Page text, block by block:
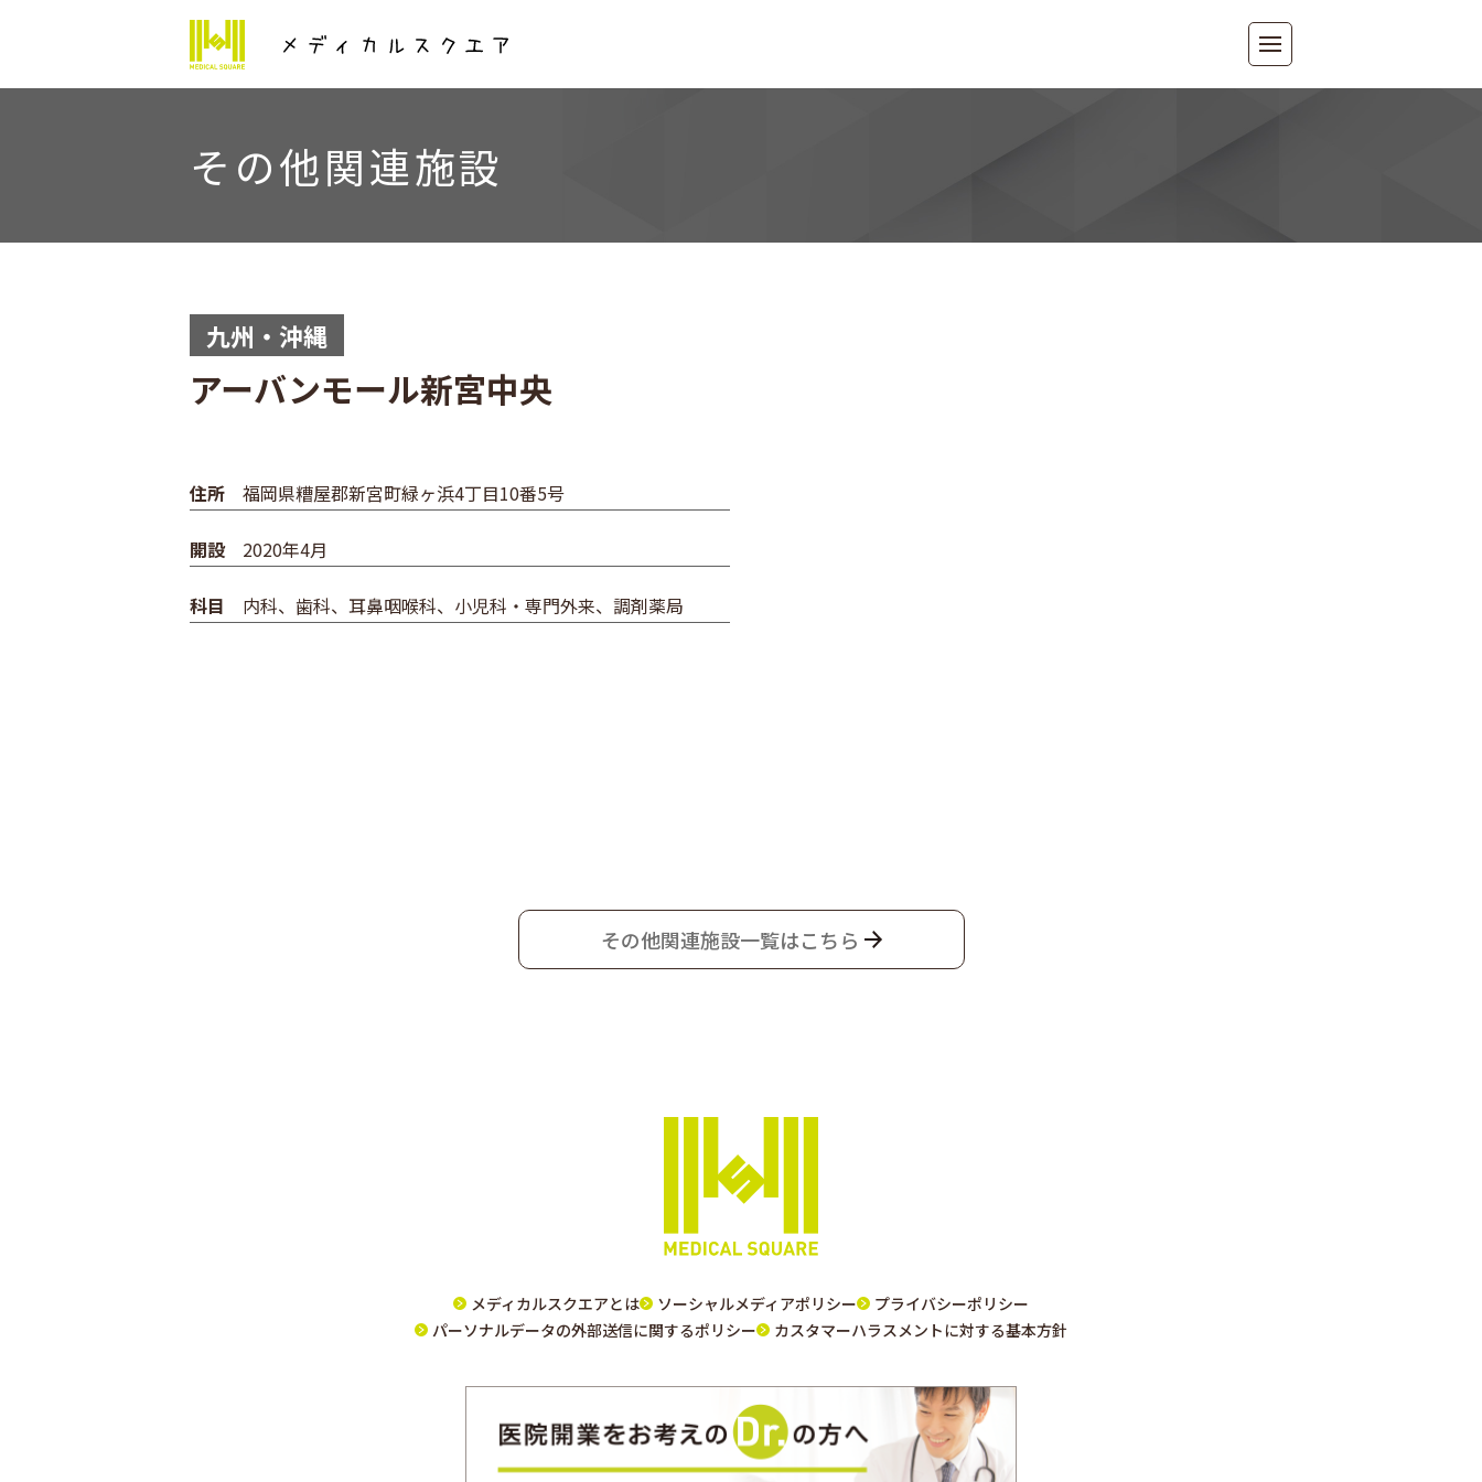
その他関連施設
九州・沖縄
アーバンモール新宮中央
住所 福岡県糟屋郡新宮町緑ヶ浜4丁目10番5号
開設 2020年4月
科目 内科、歯科、耳鼻咽喉科、小児科・専門外来、調剤薬局
その他関連施設一覧はこちら
メディカルスクエアとは ソーシャルメディアポリシー
プライバシーポリシー
パーソナルデータの外部送信に関するポリシー
カスタマーハラスメントに対する基本方針